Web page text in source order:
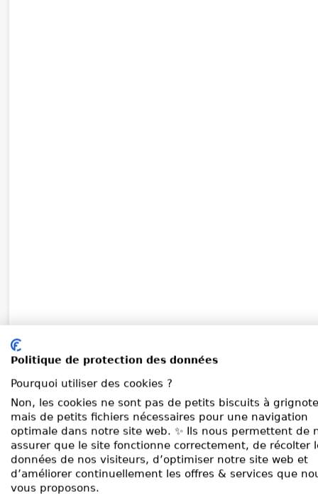
Politique de protection des données
Pourquoi utiliser des cookies ?
Non, les cookies ne sont pas de petits biscuits à
mais de petits fichiers nécessaires pour une navigation
optimale dans notre site web. ✨ Ils nous permettent de
assurer que le site fonctionne correctement, de récolter
données de nos visiteurs, d’optimiser notre site web et
d’améliorer continuellement les offres & services que
vous proposons.